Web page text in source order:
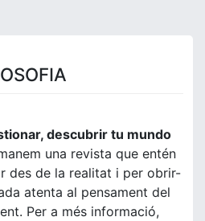
descubrir tu mundo
una revista que entén
des de la realitat i per obrir-
atenta al pensament del
Per a més informació,